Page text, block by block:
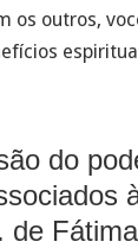
os outros,
do
de Fátima